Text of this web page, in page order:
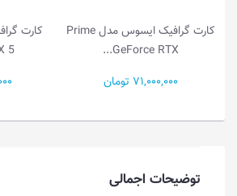
کارت گرافیک ایسوس مدل Prime
GeForce
GeForce RTX 5...
توضیحات اجمالی